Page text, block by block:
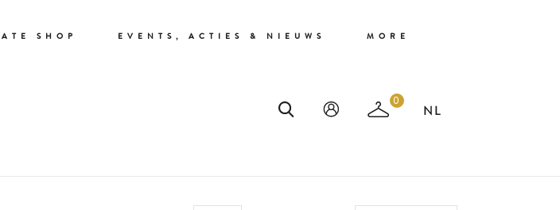
SHOP EVENTS, ACTIES & NIEUWS MORE
0